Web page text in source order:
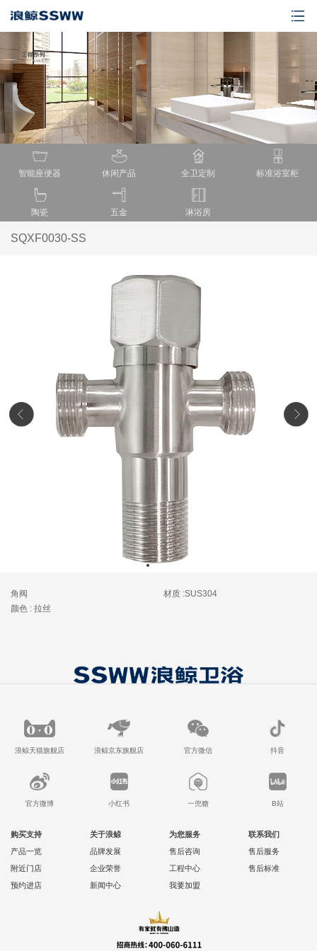
智能座便器 休闲产品 全卫定制 标准浴室柜
陶瓷 五金 淋浴房
SQXF0030-SS
角阀
材质 :SUS304
颜色 : 拉丝
浪鲸天猫旗舰店 浪鲸京东旗舰店 官方微信 抖音
官方微博 小红书 一兜糖 B站
购买支持
产品一览
附近门店
预约进店
关于浪鲸
品牌发展
企业荣誉
新闻中心
为您服务
售后咨询
工程中心
我要加盟
联系我们
售后服务
售后标准